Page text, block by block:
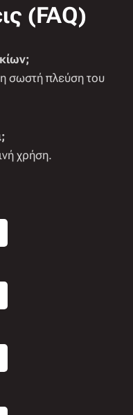
(FAQ)
σωστή πλεύση του
χρήση.